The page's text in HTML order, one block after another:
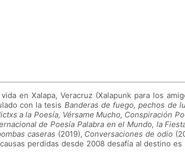
en Xalapa, Veracruz (Xalapunk para los
con la tesis Banderas de fuego, pechos de
a la Poesía, Vérsame Mucho, Conspiración
de Poesía Palabra en el Mundo, la
caseras (2019), Conversaciones de odio
perdidas desde 2008 desafía al destino